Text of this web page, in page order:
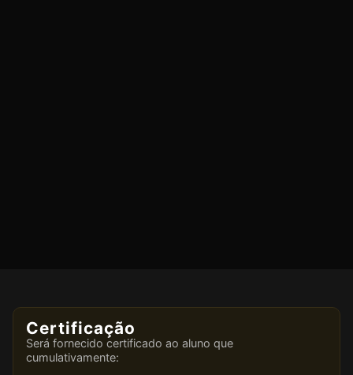
Certificação
Será fornecido certificado ao aluno que
cumulativamente: